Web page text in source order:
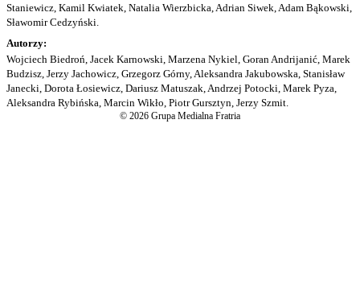
Staniewicz, Kamil Kwiatek, Natalia Wierzbicka, Adrian Siwek, Adam Bąkowski,
Sławomir Cedzyński.
Autorzy:
Wojciech Biedroń, Jacek Karnowski, Marzena Nykiel, Goran Andrijanić, Marek
Budzisz, Jerzy Jachowicz, Grzegorz Górny, Aleksandra Jakubowska, Stanisław
Janecki, Dorota Łosiewicz, Dariusz Matuszak, Andrzej Potocki, Marek Pyza,
Aleksandra Rybińska, Marcin Wikło, Piotr Gursztyn, Jerzy Szmit.
© 2026 Grupa Medialna Fratria